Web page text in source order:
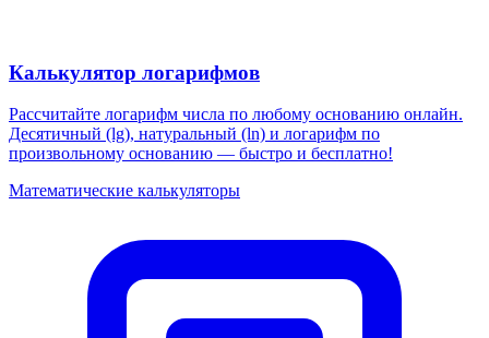
Калькулятор логарифмов
Рассчитайте логарифм числа по любому основанию онлайн.
Десятичный (lg), натуральный (ln) и логарифм по
произвольному основанию — быстро и бесплатно!
Математические калькуляторы